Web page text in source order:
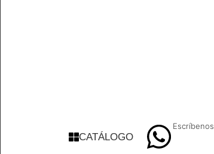
CATÁLOGO
Escríbenos